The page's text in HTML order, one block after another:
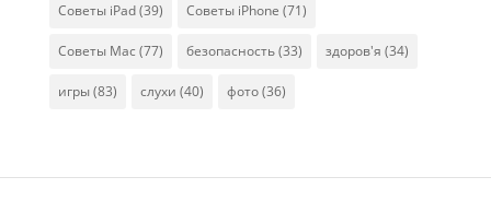
Советы iPad(39) Советы iPhone (71)
Советы Mac (77) безопасность(33) здоров'я (34)
игры(83) слухи (40) фото(36)